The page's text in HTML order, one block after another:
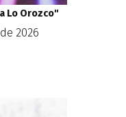
Lo Orozco''
2026